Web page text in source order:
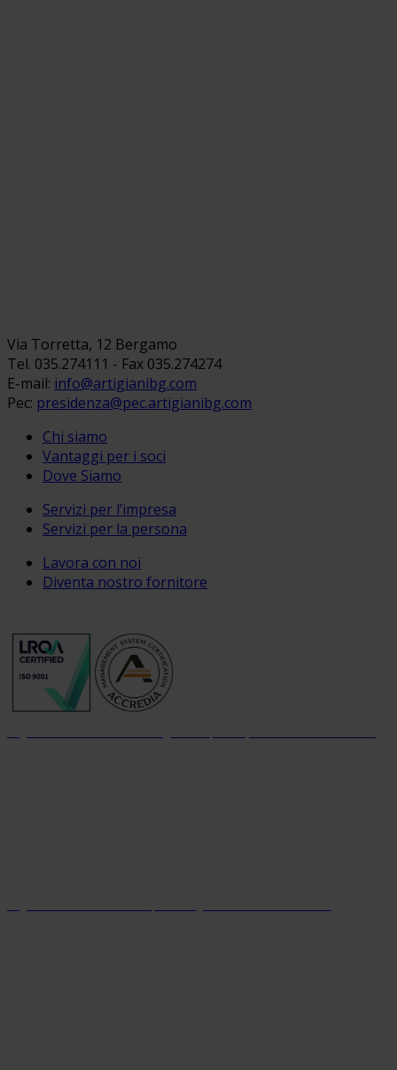
Via Torretta, 12 Bergamo
Tel. 035.274111 - Fax 035.274274
E-mail: info@artigianibg.com
Pec: presidenza@pec.artigianibg.com
Chi siamo
Vantaggi per i soci
Dove Siamo
Servizi per l’impresa
Servizi per la persona
Lavora con noi
Diventa nostro fornitore